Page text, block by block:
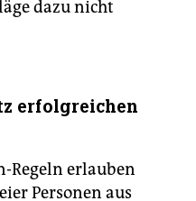
dazu nicht
erfolgreichen
Regeln erlauben
Personen aus